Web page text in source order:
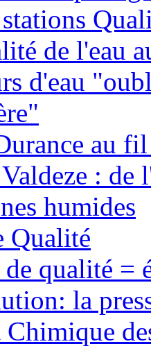
de l'eau
d'eau
au
: de
humides
Qualité
de qualité =
la
Chimique